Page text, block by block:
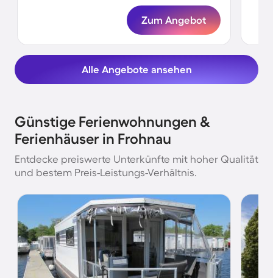
Zum Angebot
Alle Angebote ansehen
Günstige Ferienwohnungen &
Ferienhäuser in Frohnau
Entdecke preiswerte Unterkünfte mit hoher Qualität
und bestem Preis-Leistungs-Verhältnis.